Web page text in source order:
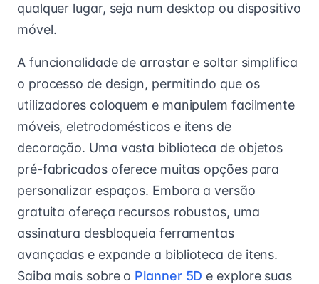
qualquer lugar, seja num desktop ou dispositivo
móvel.
A funcionalidade de arrastar e soltar simplifica
o processo de design, permitindo que os
utilizadores coloquem e manipulem facilmente
móveis, eletrodomésticos e itens de
decoração. Uma vasta biblioteca de objetos
pré-fabricados oferece muitas opções para
personalizar espaços. Embora a versão
gratuita ofereça recursos robustos, uma
assinatura desbloqueia ferramentas
avançadas e expande a biblioteca de itens.
Saiba mais sobre o Planner 5D e explore suas